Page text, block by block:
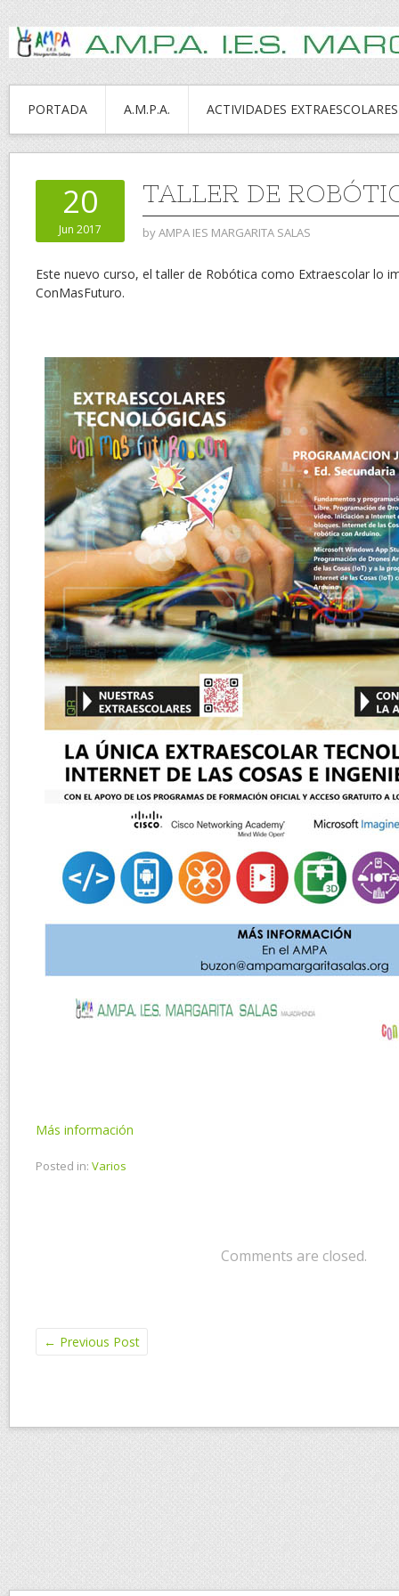
PORTADA A.M.P.A. ACTIVIDADES EXTRAESCOLARES
20
Jun 2017
TALLER DE
byAMPA IES MARGARITA SALAS
Este nuevo curso, el taller de Robótica como Extraescolar lo
ConMasFuturo.
Más información
Posted in: Varios
Comments are closed.
← Previous Post